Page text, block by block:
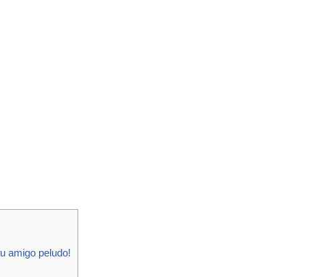
amigo peludo!